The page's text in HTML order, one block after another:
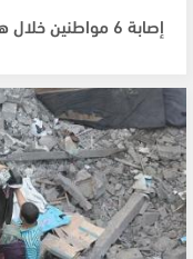
إصابة 6 مواطنين خلال هجوم للمستوطنين في واد الرخيم